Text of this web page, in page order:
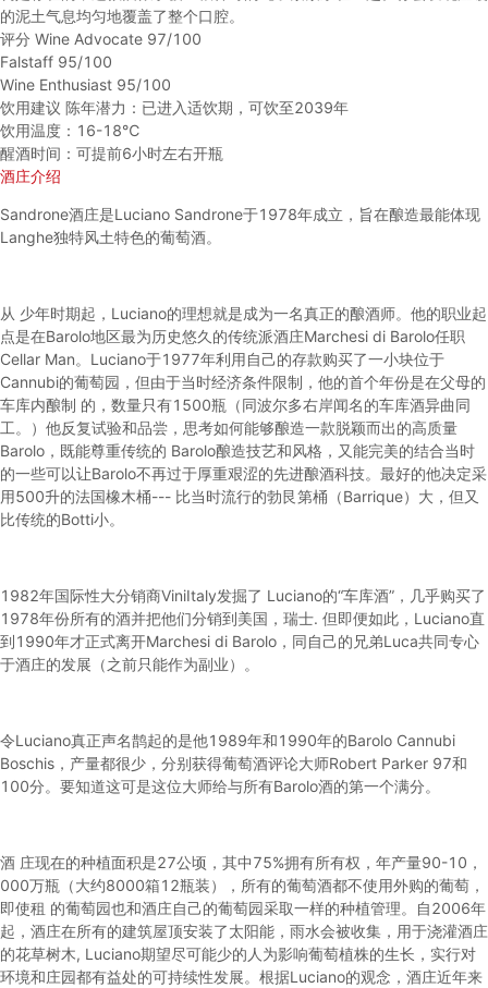
的泥土气息均匀地覆盖了整个口腔。
评分 Wine Advocate 97/100
Falstaff 95/100
Wine Enthusiast 95/100
饮用建议 陈年潜力：已进入适饮期，可饮至2039年
饮用温度：16-18℃
醒酒时间：可提前6小时左右开瓶
酒庄介绍
Sandrone酒庄是Luciano Sandrone于1978年成立，旨在酿造最能体现
Langhe独特风土特色的葡萄酒。
从 少年时期起，Luciano的理想就是成为一名真正的酿酒师。他的职业起
点是在Barolo地区最为历史悠久的传统派酒庄Marchesi di Barolo任职
Cellar Man。Luciano于1977年利用自己的存款购买了一小块位于
Cannubi的葡萄园，但由于当时经济条件限制，他的首个年份是在父母的
车库内酿制 的，数量只有1500瓶（同波尔多右岸闻名的车库酒异曲同
工。）他反复试验和品尝，思考如何能够酿造一款脱颖而出的高质量
Barolo，既能尊重传统的 Barolo酿造技艺和风格，又能完美的结合当时
的一些可以让Barolo不再过于厚重艰涩的先进酿酒科技。最好的他决定采
用500升的法国橡木桶--- 比当时流行的勃艮第桶（Barrique）大，但又
比传统的Botti小。
1982年国际性大分销商ViniItaly发掘了 Luciano的“车库酒”，几乎购买了
1978年份所有的酒并把他们分销到美国，瑞士. 但即便如此，Luciano直
到1990年才正式离开Marchesi di Barolo，同自己的兄弟Luca共同专心
于酒庄的发展（之前只能作为副业）。
令Luciano真正声名鹊起的是他1989年和1990年的Barolo Cannubi
Boschis，产量都很少，分别获得葡萄酒评论大师Robert Parker 97和
100分。要知道这可是这位大师给与所有Barolo酒的第一个满分。
酒 庄现在的种植面积是27公顷，其中75%拥有所有权，年产量90-10，
000万瓶（大约8000箱12瓶装），所有的葡萄酒都不使用外购的葡萄，
即使租 的葡萄园也和酒庄自己的葡萄园采取一样的种植管理。自2006年
起，酒庄在所有的建筑屋顶安装了太阳能，雨水会被收集，用于浇灌酒庄
的花草树木, Luciano期望尽可能少的人为影响葡萄植株的生长，实行对
环境和庄园都有益处的可持续性发展。根据Luciano的观念，酒庄近年来